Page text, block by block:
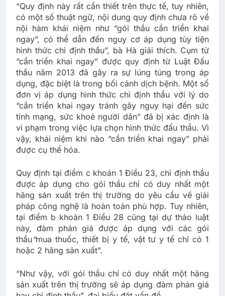
“Quy định này rất cần thiết trên thực tế, tuy nhiên,
có một số thuật ngữ, nội dung quy định chưa rõ về
nội hàm khái niệm như “gói thầu cần triển khai
ngay”, có thể dẫn đến nguy cơ áp dụng tùy tiện
hình thức chỉ định thầu”, bà Hà giải thích. Cụm từ
“cần triển khai ngay” được quy định từ Luật Đấu
thầu năm 2013 đã gây ra sự lúng túng trong áp
dụng, đặc biệt là trong bối cảnh dịch bệnh. Một số
đơn vị áp dụng hình thức chỉ định thầu với lý do
“cần triển khai ngay tránh gây nguy hại đến sức
tính mạng, sức khoẻ người dân” đã bị xác định là
vi phạm trong việc lựa chọn hình thức đấu thầu. Vì
vậy, khái niệm khi nào “cần triển khai ngay” phải
được cụ thể hóa.
Quy định tại điểm c khoản 1 Điều 23, chỉ định thầu
được áp dụng cho gói thầu chỉ có duy nhất một
hãng sản xuất trên thị trường do yêu cầu về giải
pháp công nghệ là hoàn toàn phù hợp. Tuy nhiên,
tại điểm b khoản 1 Điều 28 cũng tại dự thảo luật
này, đàm phán giá được áp dụng với các gói
thầu“mua thuốc, thiết bị y tế, vật tư y tế chỉ có 1
hoặc 2 hãng sản xuất”.
“Như vậy, với gói thầu chỉ có duy nhất một hãng
sản xuất trên thị trường sẽ áp dụng đàm phán giá